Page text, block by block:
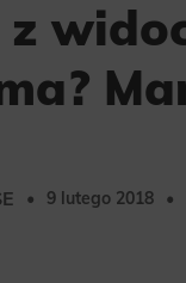
z
9 lutego 2018